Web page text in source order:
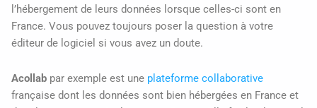
l’hébergement de leurs données lorsque celles-ci sont en
France. Vous pouvez toujours poser la question à votre
éditeur de logiciel si vous avez un doute.
Acollab par exemple est une plateforme collaborative
française dont les données sont bien hébergées en France et